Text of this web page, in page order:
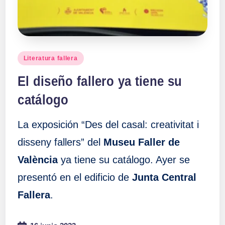
Publicado
Literatura fallera
El diseño fallero ya tiene su
catálogo
La exposición “Des del casal: creativitat i
disseny fallers” del Museu Faller de
Valènciaya tiene su catálogo. Ayer se
presentó en el edificio de Junta Central
Fallera.